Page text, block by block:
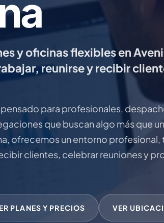
y oficinas flexibles en
reunirse y recibir
para profesionales,
que buscan algo más que
ofrecemos un entorno profesional,
clientes, celebrar reuniones y
PLANES Y PRECIOS VER